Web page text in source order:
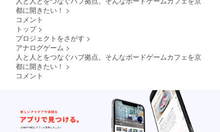
都に開きたい！ >
コメント
トップ >
プロジェクトをさがす >
アナログゲーム >
人と人とをつなぐハブ拠点。そんなボードゲームカフェを京
都に開きたい！ >
コメント